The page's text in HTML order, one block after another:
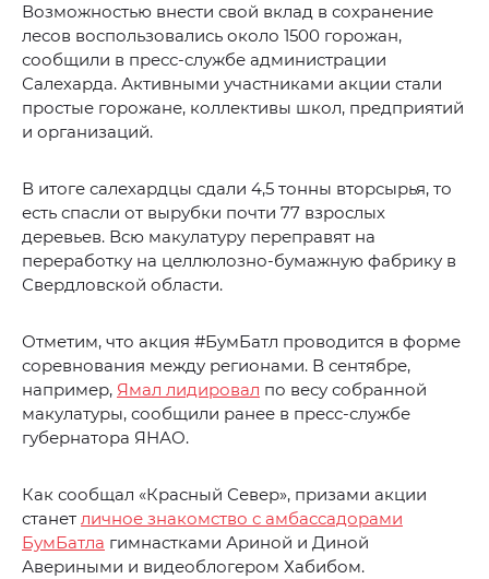
Возможностью внести свой вклад в сохранение
лесов воспользовались около 1500 горожан,
сообщили в пресс-службе администрации
Салехарда. Активными участниками акции стали
простые горожане, коллективы школ, предприятий
и организаций.
В итоге салехардцы сдали 4,5 тонны вторсырья, то
есть спасли от вырубки почти 77 взрослых
деревьев. Всю макулатуру переправят на
переработку на целлюлозно-бумажную фабрику в
Свердловской области.
Отметим, что акция #БумБатл проводится в форме
соревнования между регионами. В сентябре,
например, Ямал лидировал по весу собранной
макулатуры, сообщили ранее в пресс-службе
губернатора ЯНАО.
Как сообщал «Красный Север», призами акции
станет личное знакомство с амбассадорами
БумБатла гимнастками Ариной и Диной
Авериными и видеоблогером Хабибом.